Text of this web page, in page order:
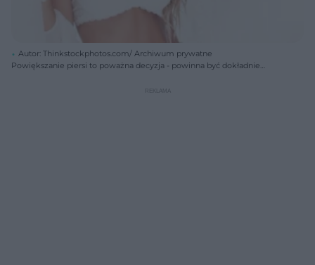
Autor: Thinkstockphotos.com/ Archiwum prywatne
Powiększanie piersi to poważna decyzja - powinna być dokładnie